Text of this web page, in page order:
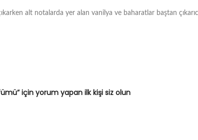
alt notalarda yer alan vanilya ve baharatlar baştan
için yorum yapan ilk kişi siz olun